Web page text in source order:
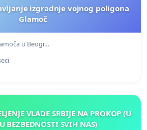
izgradnje vojnog poligona
Glamoč
u Beogr…
VLADE SRBIJE NA PROKOP (U
BEZBEDNOSTI SVIH NAS)